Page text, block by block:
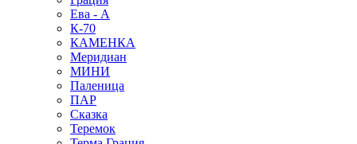
Ева - А
К-70
КАМЕНКА
Меридиан
МИНИ
Паленица
ПАР
Сказка
Теремок